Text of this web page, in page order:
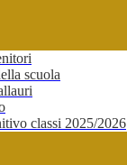
scuola
classi 2025/2026